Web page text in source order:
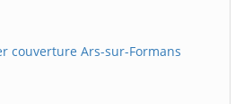
couverture Ars-sur-Formans